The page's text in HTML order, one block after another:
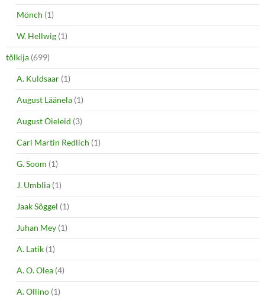
Mönch (1)
W. Hellwig (1)
tõlkija (699)
A. Kuldsaar (1)
August Läänela (1)
August Õieleid (3)
Carl Martin Redlich (1)
G. Soom (1)
J. Umblia (1)
Jaak Sõggel (1)
Juhan Mey (1)
A. Latik (1)
A. O. Olea (4)
A. Ollino (1)